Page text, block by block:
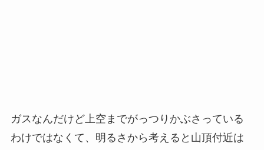
ガスなんだけど上空までがっつりかぶさっている
わけではなくて、明るさから考えると山頂付近は